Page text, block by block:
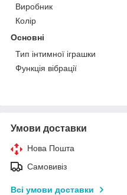
Виробник
Колір
Основні
Тип інтимної іграшки
Функція вібрації
Умови доставки
Нова Пошта
Самовивіз
Всі умови доставки